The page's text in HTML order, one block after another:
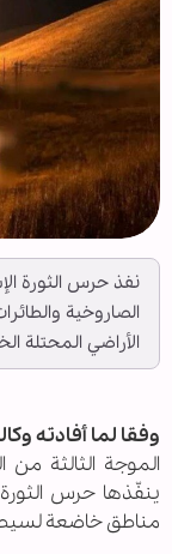
نفذ حرس الثورة
الصاروخية
الأراضي المحتلة
وفقا لما أفادته
الموجة الثالثة من
ينفّذها حرس
مناطق خاضعة